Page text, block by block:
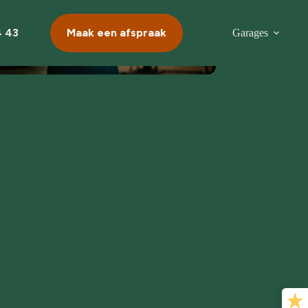
43 Maak een afspraak Garages